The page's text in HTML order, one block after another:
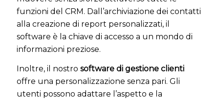
funzioni del CRM. Dall’archiviazione dei contatti
alla creazione di report personalizzati, il
software è la chiave di accesso a un mondo di
informazioni preziose.
Inoltre, il nostro software di gestione clienti
offre una personalizzazione senza pari. Gli
utenti possono adattare l’aspetto e la